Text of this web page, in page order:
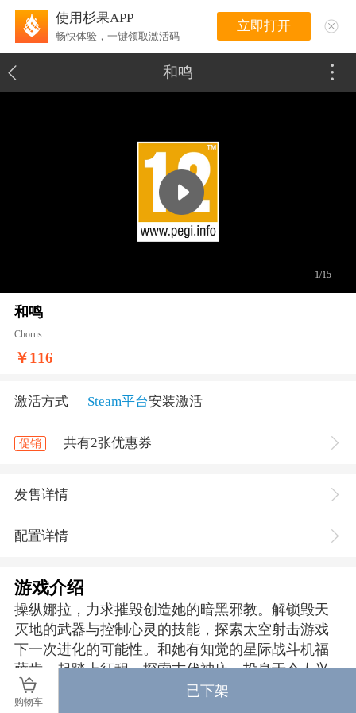
使用杉果APP
畅快体验，一键领取激活码
立即打开
和鸣
1/15
和鸣
Chorus
￥116
激活方式 Steam平台安装激活
促销 共有2张优惠券
发售详情
配置详情
游戏介绍
操纵娜拉，力求摧毁创造她的暗黑邪教。解锁毁天
灭地的武器与控制心灵的技能，探索太空射击游戏
下一次进化的可能性。和她有知觉的星际战斗机福
萨肯一起踏上征程，探索古代神庙，投身于令人兴
奋的零重力空战，迈入超越现实的未知世界。
购物车
已下架